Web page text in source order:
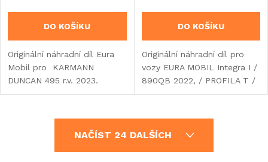
DO KOŠÍKU
Originální náhradní díl Eura
Mobil pro KARMANN
DUNCAN 495 r.v. 2023.
DO KOŠÍKU
Originální náhradní díl pro
vozy EURA MOBIL Integra I /
890QB 2022, / PROFILA T /
696EB 2024.
NAČÍST 24 DALŠÍCH